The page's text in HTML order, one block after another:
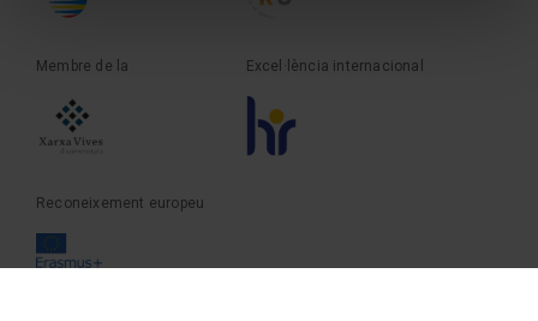
Membre de la Excel·lència internacional
Reconeixement europeu